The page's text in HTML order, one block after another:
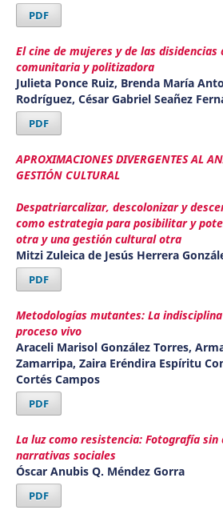
PDF
El cine de mujeres y de las
comunitaria y politizadora
Julieta Ponce Ruiz, Brenda María
Rodríguez, César Gabriel Seañez
PDF
APROXIMACIONES DIVERGENTES AL
GESTIÓN CULTURAL
Despatriarcalizar, descolonizar y
como estrategia para posibilitar y
otra y una gestión cultural otra
Mitzi Zuleica de Jesús Herrera
PDF
Metodologías mutantes: La
proceso vivo
Araceli Marisol González Torres,
Zamarripa, Zaira Eréndira Espíritu
Cortés Campos
PDF
La luz como resistencia: Fotografía sin
narrativas sociales
Óscar Anubis Q. Méndez Gorra
PDF